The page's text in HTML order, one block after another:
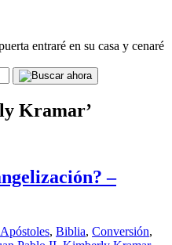
entraré en su casa y cenaré
Kramar’
–
Apóstoles, Biblia, Conversión,